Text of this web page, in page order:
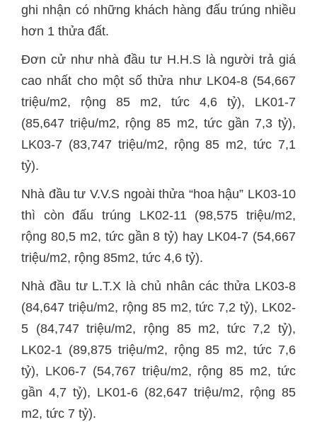
ghi nhận có những khách hàng đấu trúng nhiều
hơn 1 thửa đất.
Đơn cử như nhà đầu tư H.H.S là người trả giá
cao nhất cho một số thửa như LK04-8 (54,667
triệu/m2, rộng 85 m2, tức 4,6 tỷ), LK01-7
(85,647 triệu/m2, rộng 85 m2, tức gần 7,3 tỷ),
LK03-7 (83,747 triệu/m2, rộng 85 m2, tức 7,1
tỷ).
Nhà đầu tư V.V.S ngoài thửa “hoa hậu” LK03-10
thì còn đấu trúng LK02-11 (98,575 triệu/m2,
rộng 80,5 m2, tức gần 8 tỷ) hay LK04-7 (54,667
triệu/m2, rộng 85m2, tức 4,6 tỷ).
Nhà đầu tư L.T.X là chủ nhân các thửa LK03-8
(84,647 triệu/m2, rộng 85 m2, tức 7,2 tỷ), LK02-
5 (84,747 triệu/m2, rộng 85 m2, tức 7,2 tỷ),
LK02-1 (89,875 triệu/m2, rộng 85 m2, tức 7,6
tỷ), LK06-7 (54,767 triệu/m2, rộng 85 m2, tức
gần 4,7 tỷ), LK01-6 (82,647 triệu/m2, rộng 85
m2, tức 7 tỷ).